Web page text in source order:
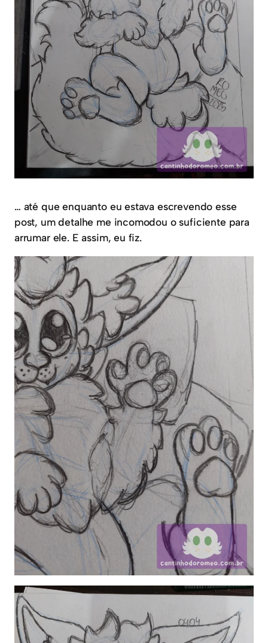
… até que enquanto eu estava escrevendo esse
post, um detalhe me incomodou o suficiente para
arrumar ele. E assim, eu fiz.